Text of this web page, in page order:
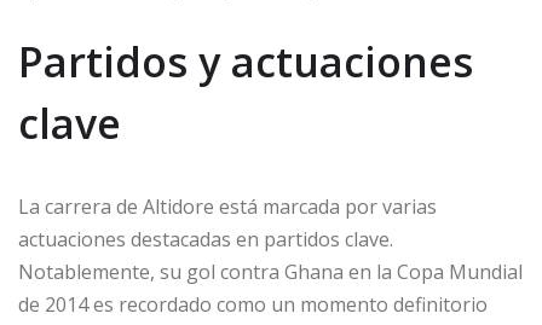
Partidos y actuaciones
clave
La carrera de Altidore está marcada por varias
actuaciones destacadas en partidos clave.
Notablemente, su gol contra Ghana en la Copa Mundial
de 2014 es recordado como un momento definitorio